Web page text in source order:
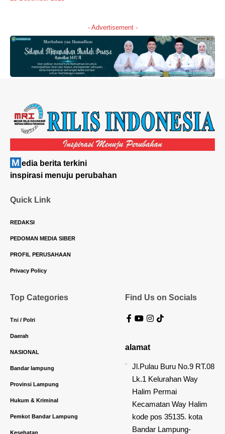
- Advertisement -
M edia berita terkini
inspirasi menuju perubahan
Quick Link
REDAKSI
PEDOMAN MEDIA SIBER
PROFIL PERUSAHAAN
Privacy Policy
Top Categories
Tni / Polri
Daerah
NASIONAL
Bandar lampung
Provinsi Lampung
Hukum & Kriminal
Pemkot Bandar Lampung
Kesehatan
Find Us on Socials
alamat
Jl.Pulau Buru No.9 RT.08
Lk.1 Kelurahan Way
Halim Permai
Kecamatan Way Halim
kode pos 35135. kota
Bandar Lampung-